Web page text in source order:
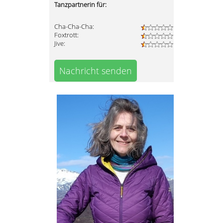
Tanzpartnerin für:
Cha-Cha-Cha:
Foxtrott:
Jive:
Nachricht senden